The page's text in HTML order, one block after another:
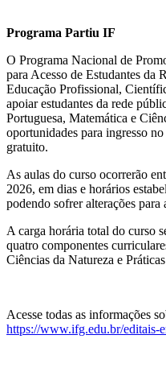
Programa Partiu IF
O Programa Nacional de
para Acesso de Estudantes da
Educação Profissional,
apoiar estudantes da rede
Portuguesa, Matemática e
oportunidades para ingresso
gratuito.
As aulas do curso ocorrerão
2026, em dias e horários
podendo sofrer alterações para
A carga horária total do curso
quatro componentes
Ciências da Natureza e
Acesse todas as informações
https://www.ifg.edu.br/editais-